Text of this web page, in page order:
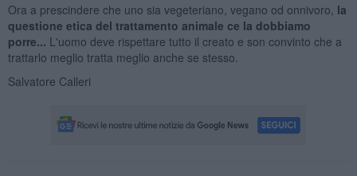
Ora a prescindere che uno sia vegeteriano, vegano od onnivoro, la
questione etica del trattamento animale ce la dobbiamo
porre... L'uomo deve rispettare tutto il creato e son convinto che a
trattarlo meglio tratta meglio anche se stesso.
Salvatore Calleri